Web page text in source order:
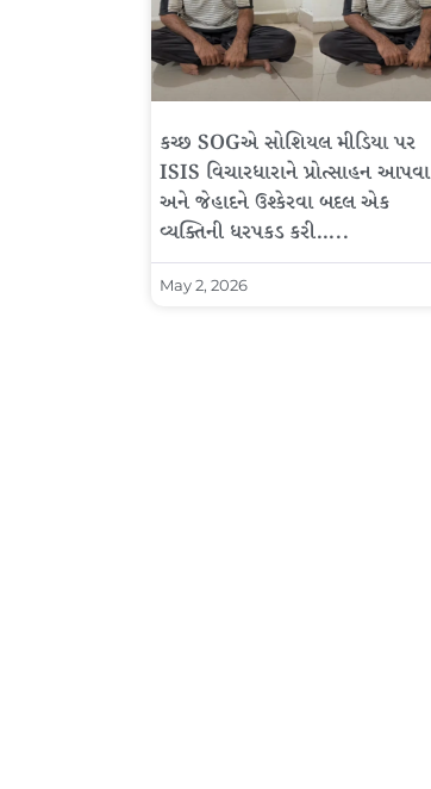
કચ્છ SOGએ સોશિયલ મીડિયા પર
ISIS વિચારધારાને પ્રોત્સાહન આપવા
અને જેહાદને ઉશ્કેરવા બદલ એક
વ્યક્તિની ધરપકડ કરી…..
May 2, 2026